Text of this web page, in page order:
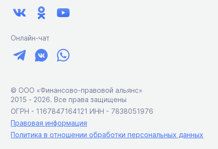
Онлайн-чат
© ООО «Финансово-правовой альянс»
2015 ‑ 2026. Все права защищены
ОГРН - 1167847164121 ИНН - 7838051976
Правовая информация
Политика в отношении обработки персональных данных